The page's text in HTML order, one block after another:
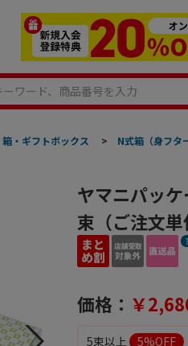
箱・ギフトボックス > N式箱（身フタ
ヤマニパッ
束（ご注文単
価格： ￥
5束以上 5%OFF